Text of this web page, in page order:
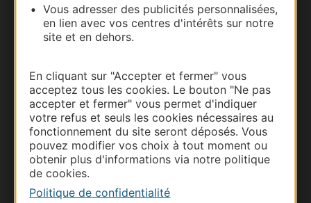
Vous adresser des publicités personnalisées,
en lien avec vos centres d'intérêts sur notre
site et en dehors.
En cliquant sur "Accepter et fermer" vous
acceptez tous les cookies. Le bouton "Ne pas
accepter et fermer" vous permet d'indiquer
votre refus et seuls les cookies nécessaires au
fonctionnement du site seront déposés. Vous
pouvez modifier vos choix à tout moment ou
obtenir plus d'informations via notre politique
de cookies.
Politique de confidentialité
Thermalisme
Business/Mice
Pros d'Occitanie
Site presse et d'influence